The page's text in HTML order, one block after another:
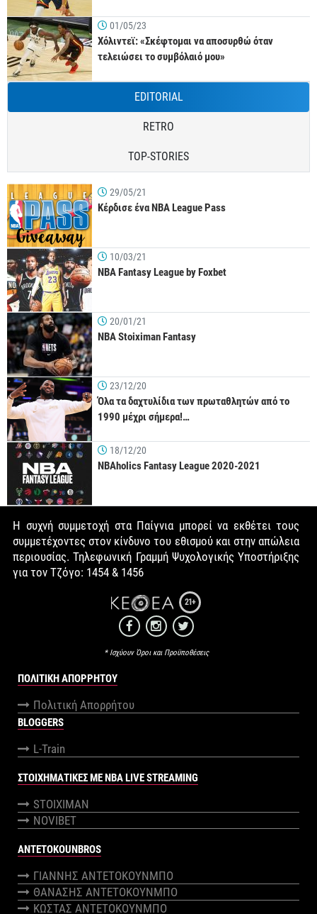
01/05/23
Χόλιντεϊ: «Σκέφτομαι να αποσυρθώ όταν
τελειώσει το συμβόλαιό μου»
EDITORIAL
RETRO
TOP-STORIES
29/05/21
Κέρδισε ένα NBA League Pass
10/03/21
NBA Fantasy League by Foxbet
20/01/21
NBA Stoiximan Fantasy
23/12/20
Όλα τα δαχτυλίδια των πρωταθλητών από το
1990 μέχρι σήμερα!…
18/12/20
NBAholics Fantasy League 2020-2021
Η συχνή συμμετοχή στα Παίγνια μπορεί να εκθέτει τους
συμμετέχοντες στον κίνδυνο του εθισμού και στην απώλεια
περιουσίας. Τηλεφωνική Γραμμή Ψυχολογικής Υποστήριξης
για τον Τζόγο: 1454 & 1456
21+
* Ισχύουν Όροι και Προϋποθέσεις
ΠΟΛΙΤΙΚΉ ΑΠΟΡΡΉΤΟΥ
Πολιτική Απορρήτου
BLOGGERS
L-Train
ΣΤΟΙΧΗΜΑΤΙΚΕΣ ΜΕ NBA LIVE STREAMING
STOIXIMAN
NOVIBET
ANTETOKOUNBROS
ΓΙΑΝΝΗΣ ΑΝΤΕΤΟΚΟΥΝΜΠΟ
ΘΑΝΑΣΗΣ ΑΝΤΕΤΟΚΟΥΝΜΠΟ
ΚΩΣΤΑΣ ΑΝΤΕΤΟΚΟΥΝΜΠΟ